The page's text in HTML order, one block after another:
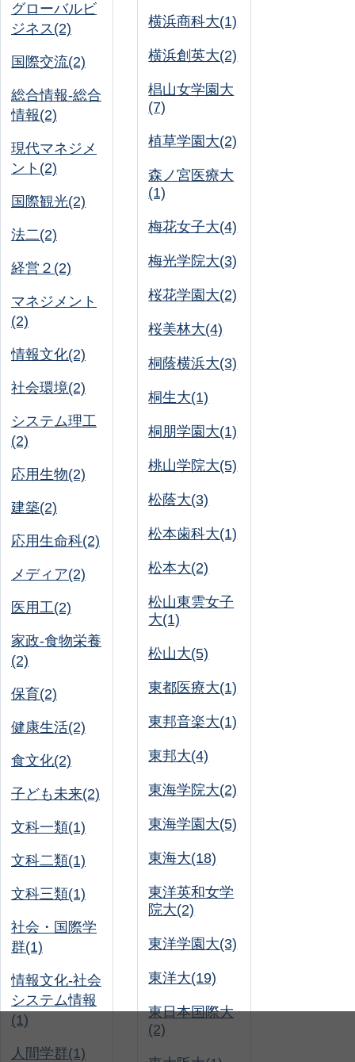
グローバルビ
ジネス(2)
国際交流(2)
総合情報-総合
情報(2)
現代マネジメ
ント(2)
国際観光(2)
法二(2)
経営２(2)
マネジメント
(2)
情報文化(2)
社会環境(2)
システム理工
(2)
応用生物(2)
建築(2)
応用生命科(2)
メディア(2)
医用工(2)
家政-食物栄養
(2)
保育(2)
健康生活(2)
食文化(2)
子ども未来(2)
文科一類(1)
文科二類(1)
文科三類(1)
社会・国際学
群(1)
情報文化-社会
システム情報
(1)
人間学群(1)
横浜商科大(1)
横浜創英大(2)
椙山女学園大
(7)
植草学園大(2)
森ノ宮医療大
(1)
梅花女子大(4)
梅光学院大(3)
桜花学園大(2)
桜美林大(4)
桐蔭横浜大(3)
桐生大(1)
桐朋学園大(1)
桃山学院大(5)
松蔭大(3)
松本歯科大(1)
松本大(2)
松山東雲女子
大(1)
松山大(5)
東都医療大(1)
東邦音楽大(1)
東邦大(4)
東海学院大(2)
東海学園大(5)
東海大(18)
東洋英和女学
院大(2)
東洋学園大(3)
東洋大(19)
東日本国際大
(2)